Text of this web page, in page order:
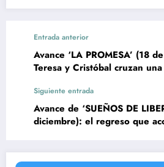
Entrada anterior
Avance ‘LA PROMESA’ (18
Teresa y Cristóbal cruzan
Siguiente entrada
Avance de ‘SUEÑOS DE
diciembre): el regreso que